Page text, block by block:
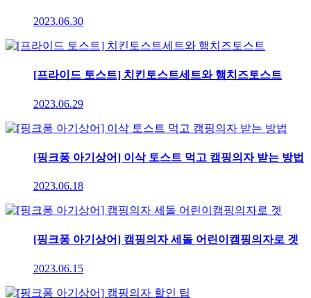
2023.06.30
[프라이드 토스트] 치킨토스트세트와 햄치즈토스트
2023.06.29
[핑크퐁 아기상어] 이삭 토스트 먹고 캠핑의자 받는 방법
2023.06.18
[핑크퐁 아기상어] 캠핑의자 세돌 어린이캠핑의자로 겟
2023.06.15